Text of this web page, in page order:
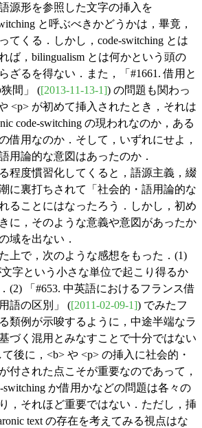
源形を参照した文字の挿入を
と呼ぶべきかどうかは，畢竟，
てくる．しかし，code-switching とは
ば，bilingualism とは何かという頭の
ざるを得ない．また，「#1661. 借用と
狭間」 ([2013-11-13-1]) の問題も関わっ
<p> が初めて挿入されたとき，それは
code-switching の現われなのか，ある
借用なのか．そして，いずれにせよ，
用論的な意図はあったのか．
程度慣習化してくると，語源主義，綴
に裏打ちされて「社会的・語用論的な
ることにはなったろう．しかし，初め
に，そのような意義や意図があったか
域を出ない．
上で，次のような感想をもった．(1)
文字という小さな単位で起こり得るか
(2) 「#653. 中英語におけるフランス借
語の区別」 ([2011-02-09-1]) でみたフ
類例が示唆するように，中途半端なラ
づく混用とみなすことで十分ではない
後に，<b> や <p> の挿入に社会的・
付された点こそが重要なのであって，
switching か借用かなどの問題は各々の
，それほど重要ではない．ただし，挿
text の存在を考えてみる視点はな